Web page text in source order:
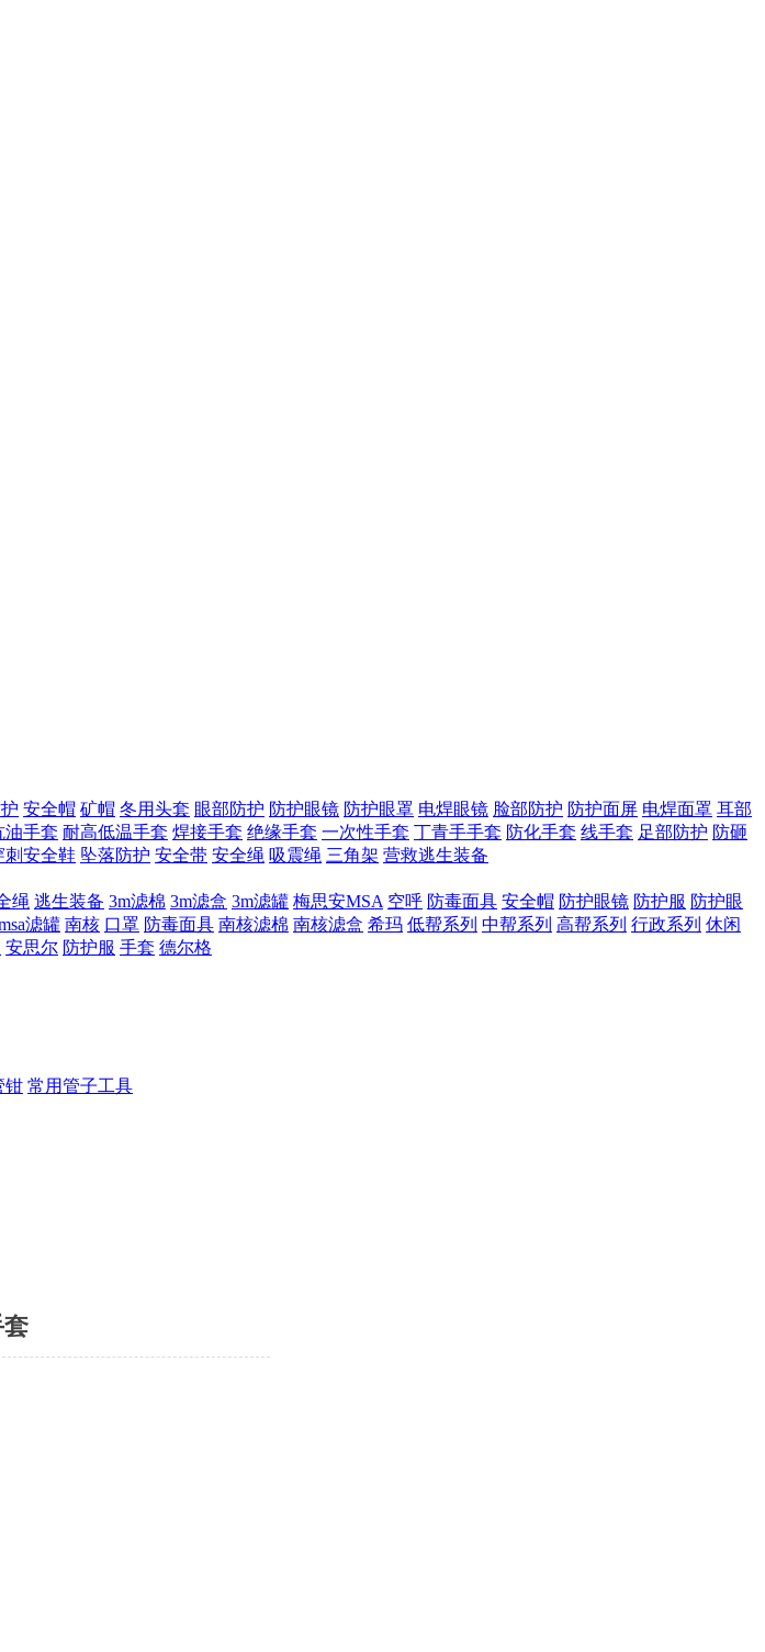
安全帽 矿帽 冬用头套 眼部防护 防护眼镜 防护眼罩 电焊眼镜 脸部防护 防护面屏 电焊面罩 耳部
油手套 耐高低温手套 焊接手套 绝缘手套 一次性手套 丁青手手套 防化手套 线手套 足部防护 防砸
刺安全鞋 坠落防护 安全带 安全绳 吸震绳 三角架 营救逃生装备
绳 逃生装备 3m滤棉 3m滤盒 3m滤罐 梅思安MSA 空呼 防毒面具 安全帽 防护眼镜 防护服 防护眼
滤罐 南核 口罩 防毒面具 南核滤棉 南核滤盒 希玛 低帮系列 中帮系列 高帮系列 行政系列 休闲
安思尔 防护服 手套 德尔格
钳 常用管子工具
套